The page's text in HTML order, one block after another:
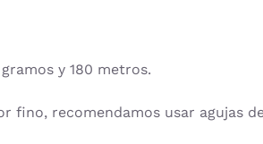
y 180 metros.
fino, recomendamos usar agujas